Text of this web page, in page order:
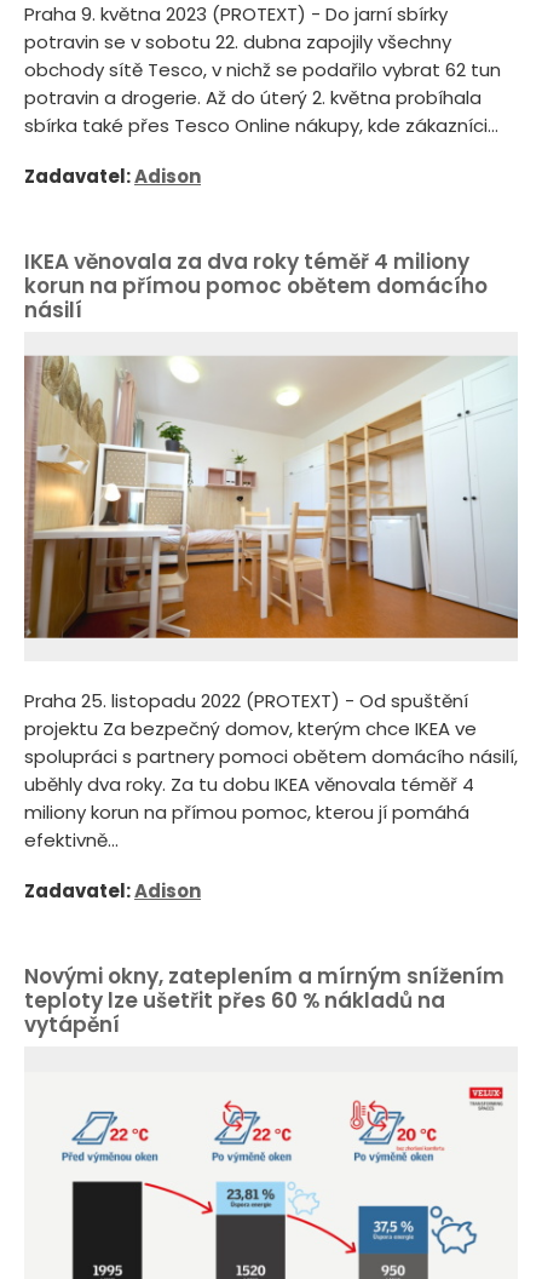
Praha 9. května 2023 (PROTEXT) - Do jarní sbírky
potravin se v sobotu 22. dubna zapojily všechny
obchody sítě Tesco, v nichž se podařilo vybrat 62 tun
potravin a drogerie. Až do úterý 2. května probíhala
sbírka také přes Tesco Online nákupy, kde zákazníci...
Zadavatel:Adison
IKEA věnovala za dva roky téměř 4 miliony
korun na přímou pomoc obětem domácího
násilí
Praha 25. listopadu 2022 (PROTEXT) - Od spuštění
projektu Za bezpečný domov, kterým chce IKEA ve
spolupráci s partnery pomoci obětem domácího násilí,
uběhly dva roky. Za tu dobu IKEA věnovala téměř 4
miliony korun na přímou pomoc, kterou jí pomáhá
efektivně...
Zadavatel:Adison
Novými okny, zateplením a mírným snížením
teploty lze ušetřit přes 60 % nákladů na
vytápění